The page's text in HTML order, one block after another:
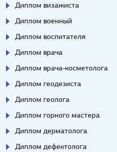
Диплом визажиста
Диплом военный
Диплом воспитателя
Диплом врача
Диплом врача-косметолога
Диплом геодезиста
Диплом геолога
Диплом горного мастера
Диплом дерматолога
Диплом дефектолога